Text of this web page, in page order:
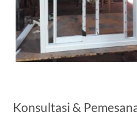
Konsultasi &